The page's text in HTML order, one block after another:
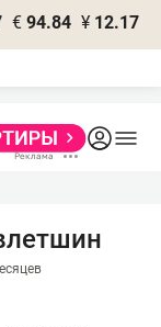
€ 94.84 ¥ 12.17